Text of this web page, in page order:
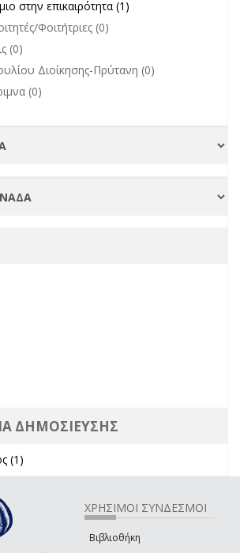
στην επικαιρότητα (1)
Φοιτήτριες (0)
(0)
Διοίκησης-Πρύτανη (0)
(0)
ΔΗΜΟΣΙΕΥΣΗΣ
(1)
ΧΡΗΣΙΜΟΙ ΣΥΝΔΕΣΜΟΙ
Βιβλιοθήκη